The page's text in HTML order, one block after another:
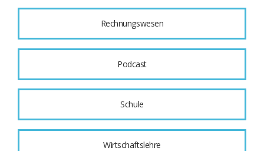
Rechnungswesen
Podcast
Schule
Wirtschaftslehre